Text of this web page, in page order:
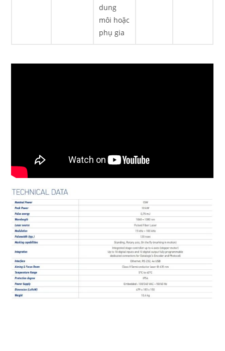
dung
môi hoặc
phụ gia